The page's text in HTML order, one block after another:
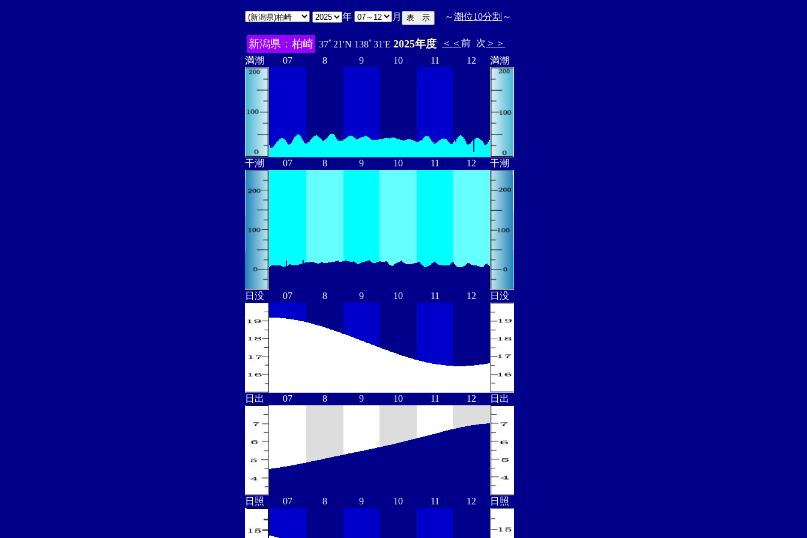
年 月 ～潮位10分割 ～
新潟県：柏崎 37ﾟ21'N 138ﾟ31'E 2025年度 ＜＜ 前 次 ＞＞
満潮
07 8 9 10 11 12 満潮
干潮 07 8 9 10 11 12 干潮
日没 07 8 9 10 11 12 日没
日出 07 8 9 10 11 12 日出
日照 07 8 9 10 11 12 日照